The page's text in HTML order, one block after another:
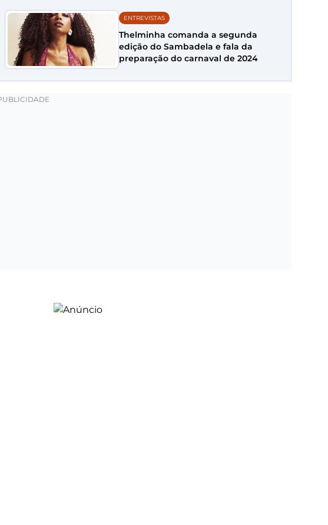
ENTREVISTAS
Thelminha comanda a segunda
edição do Sambadela e fala da
preparação do carnaval de 2024